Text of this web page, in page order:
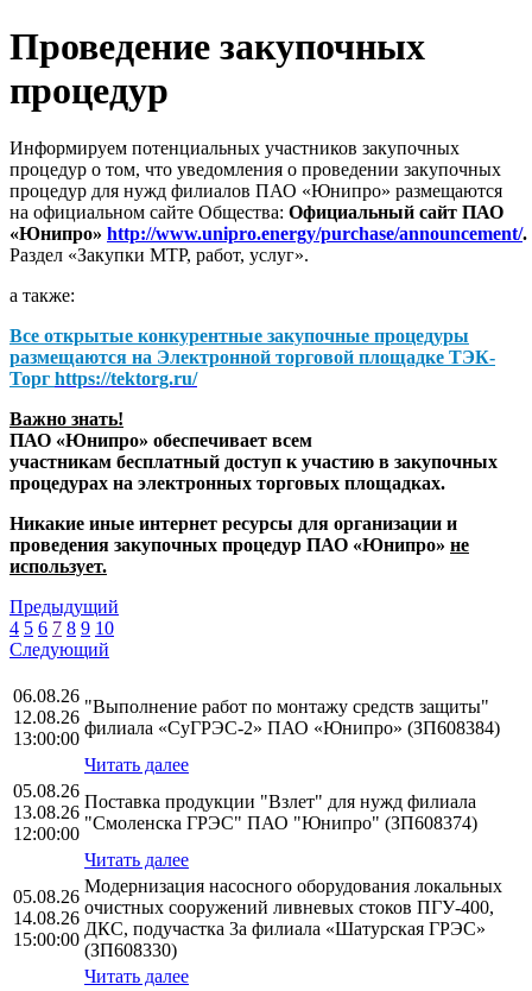
Проведение закупочных
процедур
Информируем потенциальных участников закупочных
процедур о том, что уведомления о проведении закупочных
процедур для нужд филиалов ПАО «Юнипро» размещаются
на официальном сайте Общества: Официальный сайт ПАО
«Юнипро» http://www.unipro.energy/purchase/announcement/.
Раздел «Закупки МТР, работ, услуг».
а также:
Все открытые конкурентные закупочные процедуры
размещаются на Электронной торговой площадке ТЭК-
Торг https://tektorg.ru/
Важно знать!
ПАО «Юнипро» обеспечивает всем
участникам бесплатный доступ к участию в закупочных
процедурах на электронных торговых площадках.
Никакие иные интернет ресурсы для организации и
проведения закупочных процедур ПАО «Юнипро» не
использует.
Предыдущий
4 5 6 7 8 9 10
Следующий
06.08.26
12.08.26
13:00:00
"Выполнение работ по монтажу средств защиты"
филиала «СуГРЭС-2» ПАО «Юнипро» (ЗП608384)
Читать далее
05.08.26
13.08.26
12:00:00
Поставка продукции "Взлет" для нужд филиала
"Смоленска ГРЭС" ПАО "Юнипро" (ЗП608374)
Читать далее
05.08.26
14.08.26
15:00:00
Модернизация насосного оборудования локальных
очистных сооружений ливневых стоков ПГУ-400,
ДКС, подучастка 3а филиала «Шатурская ГРЭС»
(ЗП608330)
Читать далее